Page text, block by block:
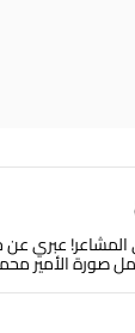
عبري عن